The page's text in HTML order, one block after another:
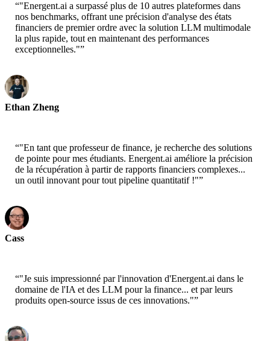
“"Energent.ai a surpassé plus de 10 autres plateformes dans
nos benchmarks, offrant une précision d'analyse des états
financiers de premier ordre avec la solution LLM multimodale
la plus rapide, tout en maintenant des performances
exceptionnelles."”
Ethan Zheng
“"En tant que professeur de finance, je recherche des solutions
de pointe pour mes étudiants. Energent.ai améliore la précision
de la récupération à partir de rapports financiers complexes...
un outil innovant pour tout pipeline quantitatif !"”
Cass
“"Je suis impressionné par l'innovation d'Energent.ai dans le
domaine de l'IA et des LLM pour la finance... et par leurs
produits open-source issus de ces innovations."”